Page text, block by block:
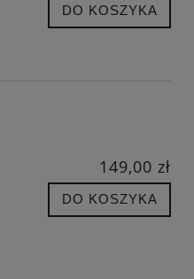
DO KOSZYKA
149,00 zł
DO KOSZYKA